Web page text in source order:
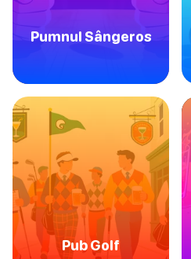
Pumnul Sângeros
Pub Golf